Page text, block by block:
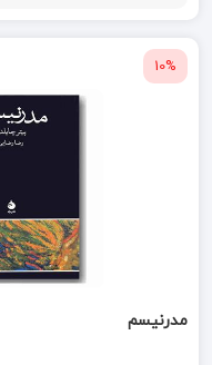
10%
مدرنیسم